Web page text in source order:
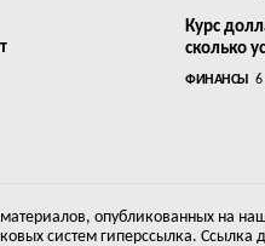
Курс
сколько
ФИНАНСЫ 6
опубликованных на
систем гиперссылка.